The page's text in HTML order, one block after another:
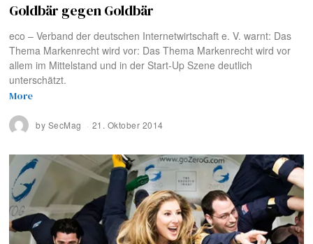
Goldbär gegen Goldbär
eco – Verband der deutschen Internetwirtschaft e. V. warnt: Das
Thema Markenrecht wird vor: Das Thema Markenrecht wird vor
allem im Mittelstand und in der Start-Up Szene deutlich
unterschätzt.
More
by SecMag 21. Oktober 2014